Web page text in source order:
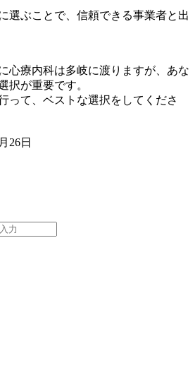
選ぶことで、信頼できる事業者と出
心療内科は多岐に渡りますが、あな
択が重要です。
って、ベストな選択をしてくださ
26日